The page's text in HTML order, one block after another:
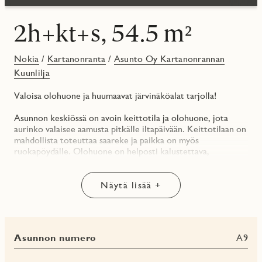
2h+kt+s, 54.5 m²
Nokia / Kartanonranta / Asunto Oy Kartanonrannan
Kuunlilja
Valoisa olohuone ja huumaavat järvinäköalat tarjolla!
Asunnon keskiössä on avoin keittotila ja olohuone, jota
aurinko valaisee aamusta pitkälle iltapäivään. Keittotilaan on
mahdollista toteuttaa saareke ja paikka on myös
ruokapöydälle. Olohuone on helposti kalustettava,
jolla nauttia aamukahveista järvimaisemaa ihaillen.
Asunto Oy Kartanonrannan Kuunlilja rakentuu omalle
aktiivista elämäntapaa. Koko korttelin asukkaiden käyttöön
rakentuu rantasauna, jossa voit nauttia rentouttavista
Näytä lisää +
Asunnon numero A9